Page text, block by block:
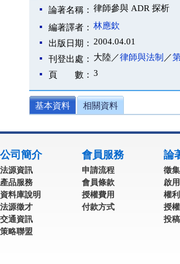
論著名稱： 律師參與 ADR 探析
編著譯者： 林應欽
出版日期： 2004.04.01
刊登出處： 大陸／律師與法制 ／
頁 數： 3
基本資料 相關資料
公司簡介
法源資訊
產品服務
資料庫說明
法源徵才
交通資訊
策略聯盟
會員服務
申請流程
會員條款
授權費用
付款方式
論
徵
啟
權
授
投